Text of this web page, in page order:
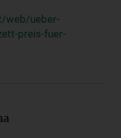
web/ueber-
preis-fuer-